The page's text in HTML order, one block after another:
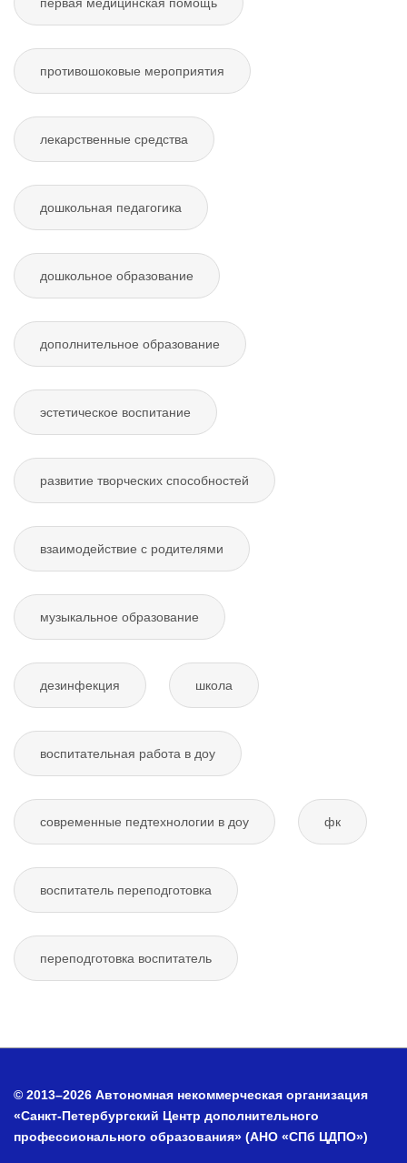
противошоковые мероприятия
лекарственные средства
дошкольная педагогика
дошкольное образование
дополнительное образование
эстетическое воспитание
развитие творческих способностей
взаимодействие с родителями
музыкальное образование
дезинфекция школа
воспитательная работа в доу
современные педтехнологии в доу фк
воспитатель переподготовка
переподготовка воспитатель
© 2013–2026 Автономная некоммерческая организация
«Санкт-Петербургский Центр дополнительного
профессионального образования» (АНО «СПб ЦДПО»)